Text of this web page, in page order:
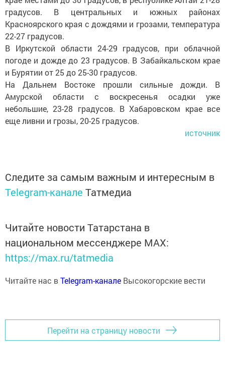
градусов. В центральных и южных районах
Красноярского края с дождями и грозами, температура
22-27 градусов.
В Иркутской области 24-29 градусов, при облачной
погоде и дожде до 23 градусов. В Забайкальском крае
и Бурятии от 25 до 25-30 градусов.
На Дальнем Востоке прошли сильные дожди. В
Амурской области с воскресенья осадки уже
небольшие, 23-28 градусов. В Хабаровском крае все
еще ливни и грозы, 20-25 градусов.
источник
Следите за самым важным и интересным в
Telegram-канале Татмедиа
Читайте новости Татарстана в
национальном мессенджере MАХ:
https://max.ru/tatmedia
Читайте нас вTelegram-канале Высокогорские вести
Перейти на страницу новости